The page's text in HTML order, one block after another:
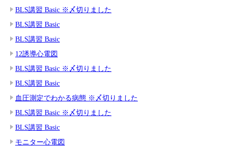
BLS講習 Basic ※〆切りました
BLS講習 Basic
BLS講習 Basic
12誘導心電図
BLS講習 Basic ※〆切りました
BLS講習 Basic
血圧測定でわかる病態 ※〆切りました
BLS講習 Basic ※〆切りました
BLS講習 Basic
モニター心電図